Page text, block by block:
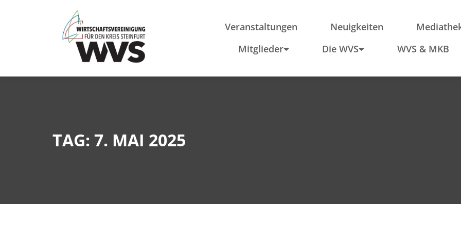
Veranstaltungen Neuigkeiten
Mitglieder
Die WVS WVS & MKB
Anfahrt
TAG: 7. MAI 2025